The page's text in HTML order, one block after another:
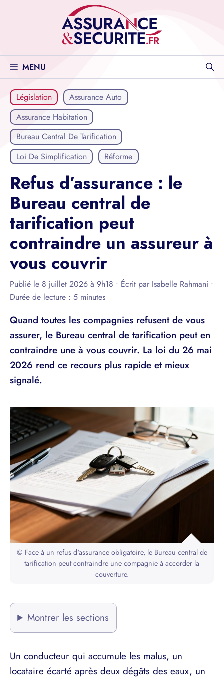
MENU
Législation
Assurance Auto
Assurance Habitation
Bureau Central De Tarification
Loi De Simplification
Réforme
Refus d’assurance : le
Bureau central de
tarification peut
contraindre un assureur à
vous couvrir
Publié le 8 juillet 2026 à 9h18 • Écrit par Isabelle Rahmani •
Durée de lecture : 5 minutes
Quand toutes les compagnies refusent de vous
assurer, le Bureau central de tarification peut en
contraindre une à vous couvrir. La loi du 26 mai
2026 rend ce recours plus rapide et mieux
signalé.
© Face à un refus d'assurance obligatoire, le Bureau central de
tarification peut contraindre une compagnie à accorder la
couverture.
Montrer les sections
Un conducteur qui accumule les malus, un
locataire écarté après deux dégâts des eaux, un